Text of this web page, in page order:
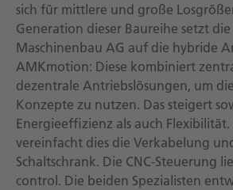
sich für mittlere und große
Generation dieser Baureihe setzt
Maschinenbau AG auf die hybride
AMKmotion: Diese kombiniert
dezentrale Antriebslösungen, um
Konzepte zu nutzen. Das steigert
Energieeffizienz als auch Flexibilität.
vereinfacht dies die Verkabelung
Schaltschrank. Die CNC-Steuerung
control. Die beiden Spezialisten